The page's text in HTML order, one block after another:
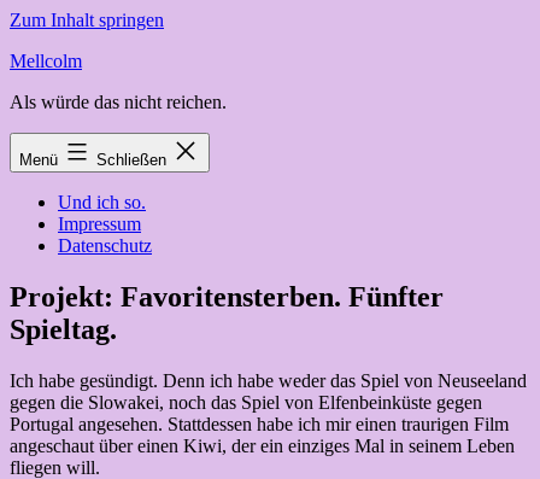
Zum Inhalt springen
Mellcolm
Als würde das nicht reichen.
Menü Schließen
Und ich so.
Impressum
Datenschutz
Projekt: Favoritensterben. Fünfter
Spieltag.
Ich habe gesündigt. Denn ich habe weder das Spiel von Neuseeland
gegen die Slowakei, noch das Spiel von Elfenbeinküste gegen
Portugal angesehen. Stattdessen habe ich mir einen traurigen Film
angeschaut über einen Kiwi, der ein einziges Mal in seinem Leben
fliegen will.